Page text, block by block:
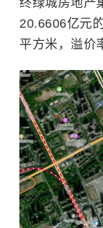
20.6606亿元
平方米，溢价